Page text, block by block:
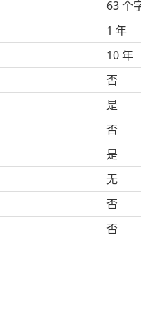
63 个
1 年
10 年
否
是
否
是
无
否
否